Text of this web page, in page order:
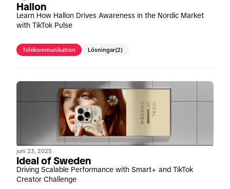
Hallon
Learn How Hallon Drives Awareness in the Nordic Market
with TikTok Pulse
Telekommunikation Lösningar(2)
juni 23, 2025
Ideal of Sweden
Driving Scalable Performance with Smart+ and TikTok
Creator Challenge